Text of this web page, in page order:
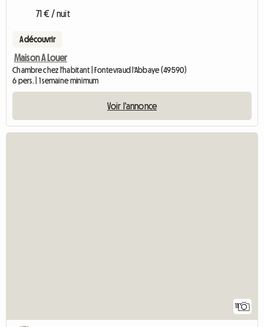
71 € / nuit
A découvrir
Maison A Louer
Chambre chez l'habitant | Fontevraud l'Abbaye (49590)
6 pers. | 1 semaine minimum
Voir l'annonce
11